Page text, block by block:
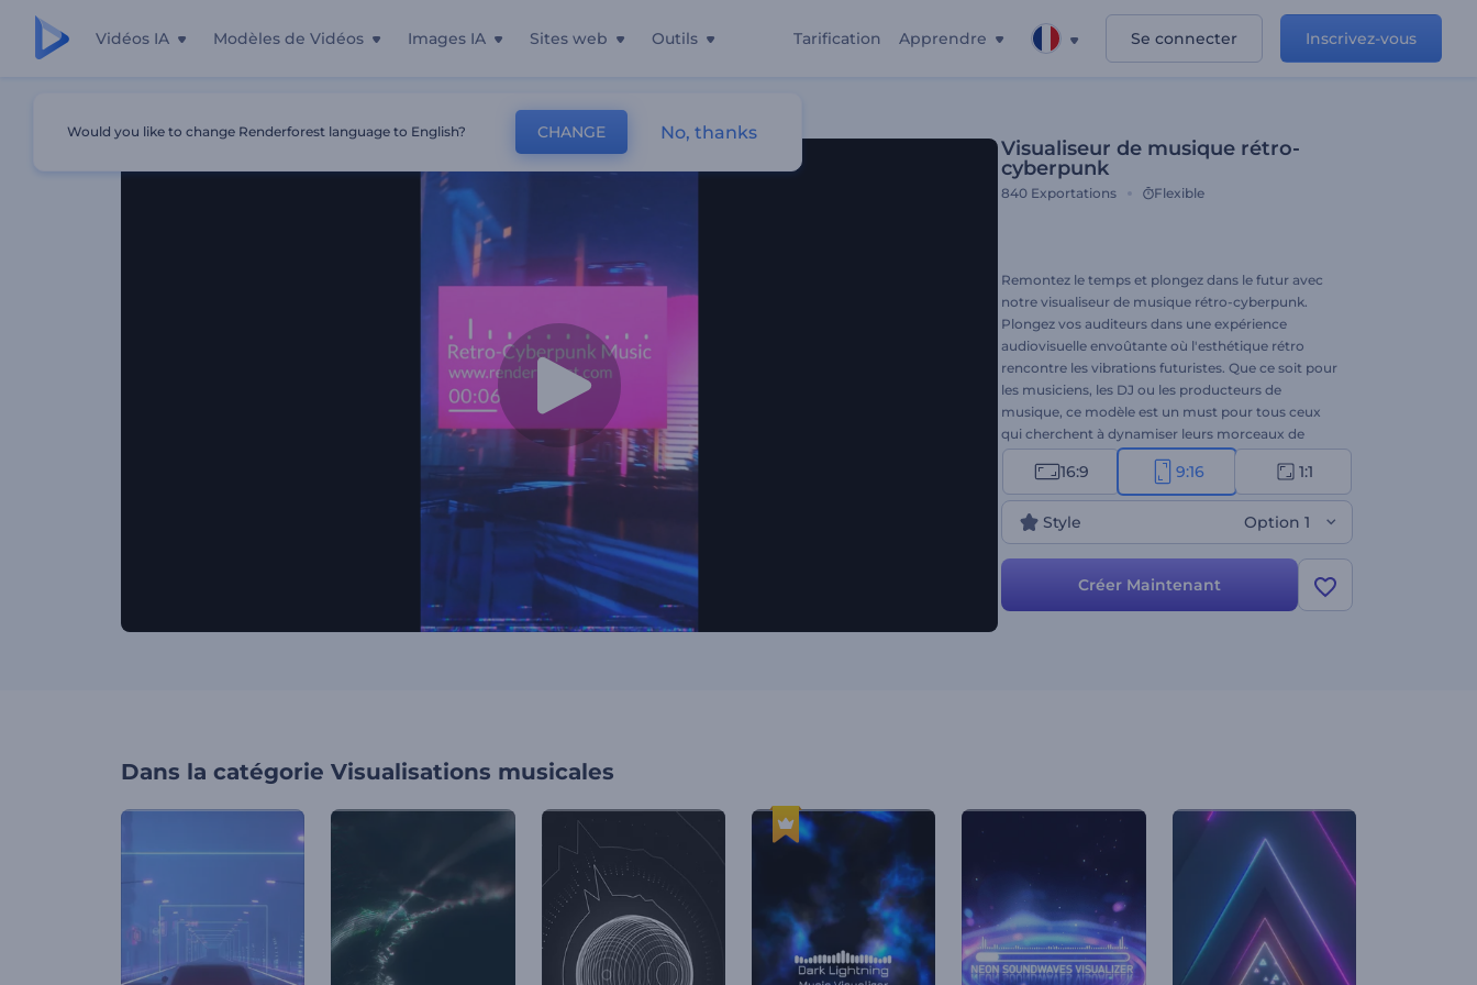
Vidéos IA Modèles de Vidéos Images IA Sites web Outils Tarification Apprendre Se connecter Inscrivez-vous
Visualiseur de musique rétro-
cyberpunk
840 Exportations Flexible
Remontez le temps et plongez dans le futur avec
notre visualiseur de musique rétro-cyberpunk.
Plongez vos auditeurs dans une expérience
audiovisuelle envoûtante où l'esthétique rétro
rencontre les vibrations futuristes. Que ce soit pour
les musiciens, les DJ ou les producteurs de
musique, ce modèle est un must pour tous ceux
qui cherchent à dynamiser leurs morceaux de
musique. Importez votre piste audio, tapez le nom
de la chanson et de l'artiste, et laissez le visualiseur
donner vie à votre musique. Créez dès maintenant
et emmenez votre public dans une aventure à
travers le temps et l'espace !
16:9 9:16 1:1
Style Option 1
Créer Maintenant
Dans la catégorie Visualisations musicales
Would you like to change Renderforest language to English? CHANGE No, thanks